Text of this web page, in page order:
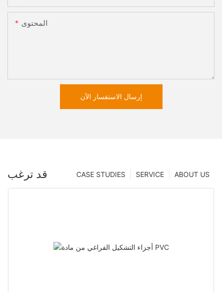
المحتوى
إرسال الاستفسار الآن
قد ترغب ABOUT US
SERVICE
CASE STUDIES